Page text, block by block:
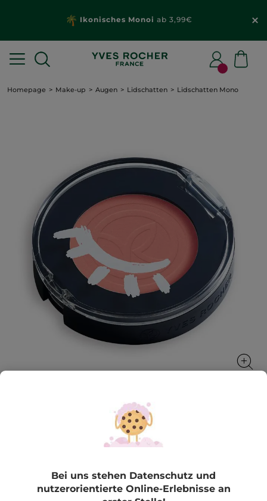
Ikonisches Monoi ab 3,99€
Homepage Make-up Augen Lidschatten Lidschatten Mono
Lidschatten Mono
2 g
3.6 ★★★★★
★★★★★ (276)BEWERTUNG VERFASSEN
Bei uns stehen Datenschutz und
nutzerorientierte Online-Erlebnisse an